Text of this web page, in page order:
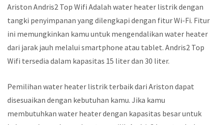
Ariston Andris2 Top Wifi Adalah water heater listrik dengan
tangki penyimpanan yang dilengkapi dengan fitur Wi-Fi. Fitur
ini memungkinkan kamu untuk mengendalikan water heater
dari jarak jauh melalui smartphone atau tablet. Andris2 Top
Wifi tersedia dalam kapasitas 15 liter dan 30 liter.
Pemilihan water heater listrik terbaik dari Ariston dapat
disesuaikan dengan kebutuhan kamu. Jika kamu
membutuhkan water heater dengan kapasitas besar untuk